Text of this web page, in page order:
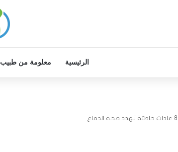
الرئيسية معلومة من طبيب
8 عادات خاطئة تهدد صحة الدماغ